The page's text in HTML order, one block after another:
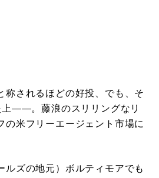
されるほどの好投、でも、そ
上――。藤浪のスリリングなリ
の米フリーエージェント市場に
ルズの地元）ボルティモアでも